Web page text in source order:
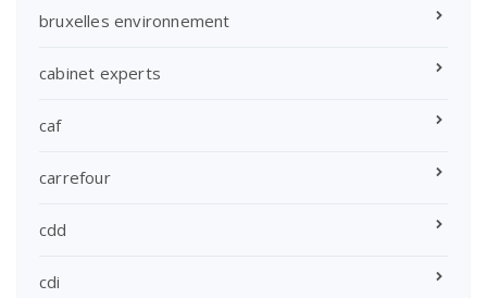
bruxelles environnement
cabinet experts
caf
carrefour
cdd
cdi